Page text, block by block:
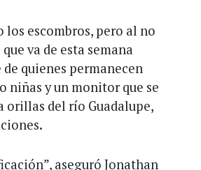
los escombros, pero al no
va de esta semana
quienes permanecen
niñas y un monitor que se
orillas del río Guadalupe,
aseguró Jonathan